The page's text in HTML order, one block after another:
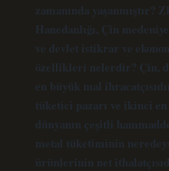
zamanında
Hanedanlığı, Çin
ve devlet istikrar ve
özellikleri nelerdir? Çin,
en büyük mal
tüketici pazarı ve ikinci en
dünyanın çeşitli
metal tüketiminin
ürünlerinin net